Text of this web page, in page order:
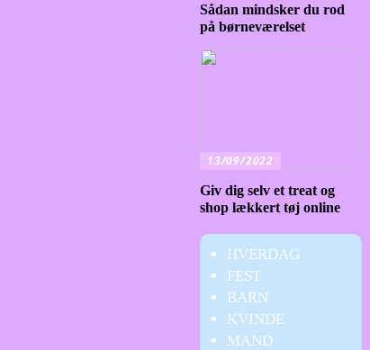
Sådan mindsker du rod
på børneværelset
13/09/2022
Giv dig selv et treat og
shop lækkert tøj online
HVERDAG
FEST
BARN
KVINDE
MAND